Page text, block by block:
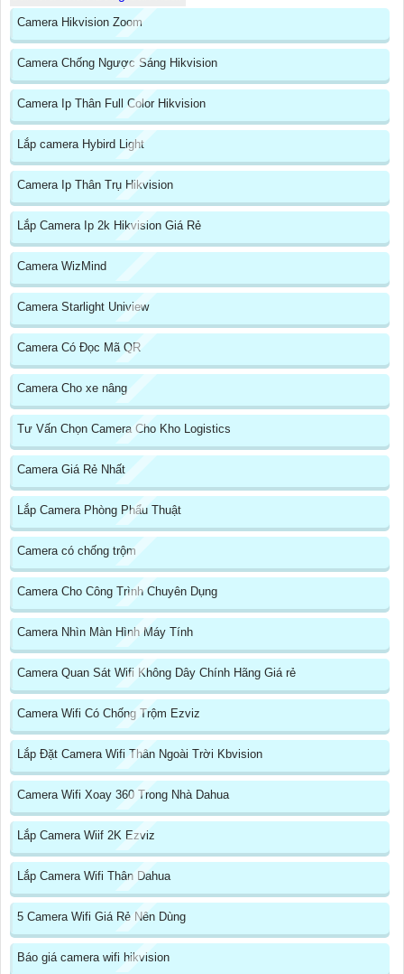
Camera Hikvision Zoom
Camera Chống Ngược Sáng Hikvision
Camera Ip Thân Full Color Hikvision
Lắp camera Hybird Light
Camera Ip Thân Trụ Hikvision
Lắp Camera Ip 2k Hikvision Giá Rẻ
Camera WizMind
Camera Starlight Uniview
Camera Có Đọc Mã QR
Camera Cho xe nâng
Tư Vấn Chọn Camera Cho Kho Logistics
Camera Giá Rẻ Nhất
Lắp Camera Phòng Phẩu Thuật
Camera có chống trộm
Camera Cho Công Trình Chuyên Dụng
Camera Nhìn Màn Hình Máy Tính
Camera Quan Sát Wifi Không Dây Chính Hãng Giá rẻ
Camera Wifi Có Chống Trộm Ezviz
Lắp Đặt Camera Wifi Thân Ngoài Trời Kbvision
Camera Wifi Xoay 360 Trong Nhà Dahua
Lắp Camera Wiif 2K Ezviz
Lắp Camera Wifi Thân Dahua
5 Camera Wifi Giá Rẻ Nên Dùng
Báo giá camera wifi hikvision